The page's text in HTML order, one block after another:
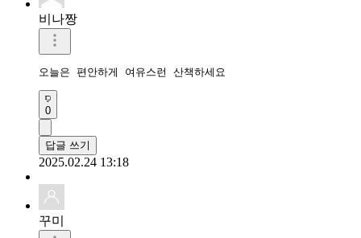
비나짱
오늘은 편안하게 여유스런 산책하세요
0
답글 쓰기
2025.02.24 13:18
꾸미